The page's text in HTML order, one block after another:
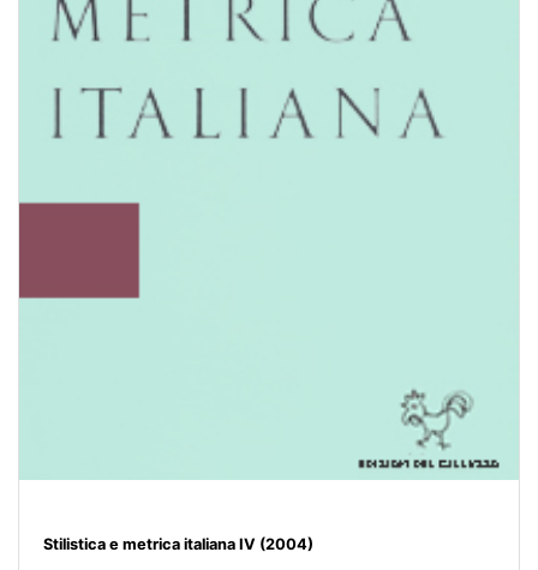
Stilistica e metrica italiana IV (2004)